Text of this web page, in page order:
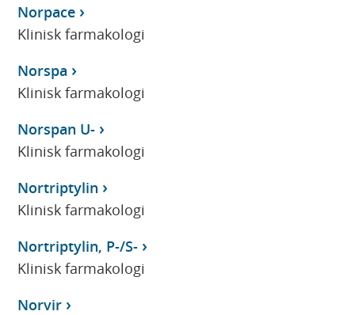
Norpace
Klinisk farmakologi
Norspa
Klinisk farmakologi
Norspan U-
Klinisk farmakologi
Nortriptylin
Klinisk farmakologi
Nortriptylin, P-/S-
Klinisk farmakologi
Norvir